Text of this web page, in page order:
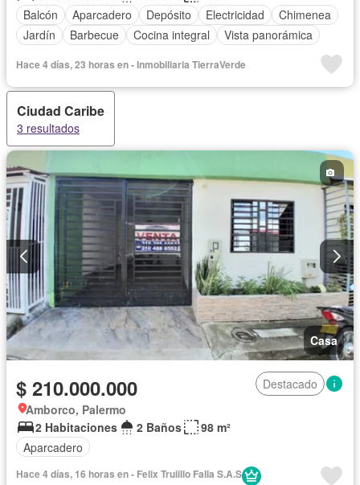
Balcón
Aparcadero Depósito Electricidad
Chimenea
Jardín
Barbecue Cocina integral Vista panorámica
Hace 4 días, 23 horas en - Inmobiliaria TierraVerde
Ciudad Caribe
3 resultados
Casa
$ 210.000.000
Destacado
Amborco, Palermo
2 Habitaciones
2 Baños
98 m²
Aparcadero
Hace 4 días, 16 horas en - Felix Truiillo Falla S.A.S